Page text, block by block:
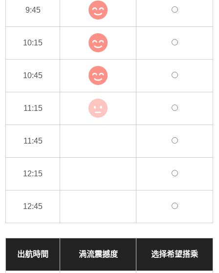
9:45
10:15
10:45
11:15
11:45
12:15
12:45
出航時間 渦流震撼度 选择希望搭乘